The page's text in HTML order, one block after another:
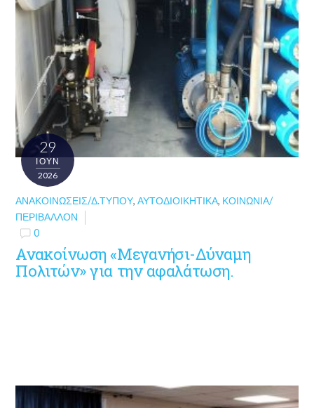
29
ΙΟΎΝ
2026
ΑΝΑΚΟΙΝΏΣΕΙΣ/Δ.ΤΎΠΟΥ,ΑΥΤΟΔΙΟΙΚΗΤΙΚΆ, ΚΟΙΝΩΝΊΑ/
ΠΕΡΙΒΆΛΛΟΝ
0
Ανακοίνωση «Μεγανήσι-Δύναμη
Πολιτών» για την αφαλάτωση.